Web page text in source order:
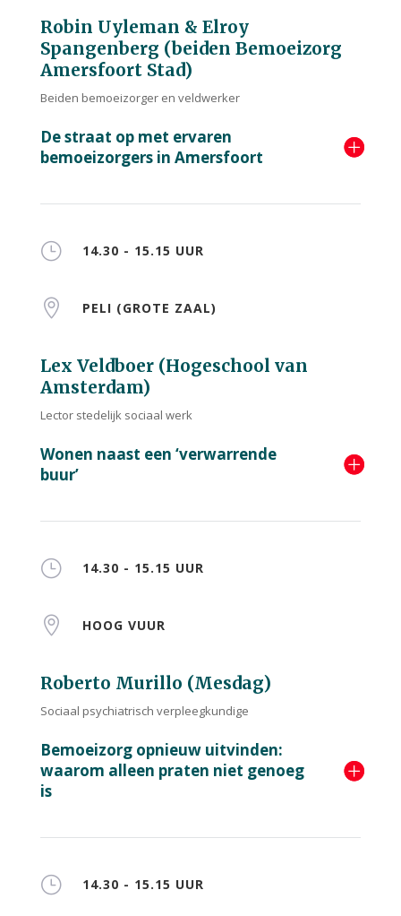
Robin Uyleman & Elroy
Spangenberg (beiden Bemoeizorg
Amersfoort Stad)
Beiden bemoeizorger en veldwerker
De straat op met ervaren
bemoeizorgers in Amersfoort
} 14.30 - 15.15 UUR
 PELI (GROTE ZAAL)
Lex Veldboer (Hogeschool van
Amsterdam)
Lector stedelijk sociaal werk
Wonen naast een ‘verwarrende
buur’
} 14.30 - 15.15 UUR
 HOOG VUUR
Roberto Murillo (Mesdag)
Sociaal psychiatrisch verpleegkundige
Bemoeizorg opnieuw uitvinden:
waarom alleen praten niet genoeg
is
} 14.30 - 15.15 UUR